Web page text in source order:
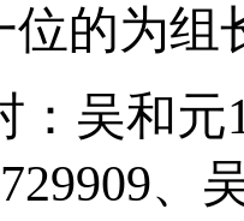
位的为组
：吴和元
、